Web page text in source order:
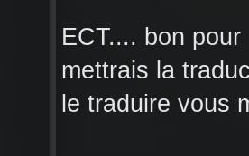
ECT.... bon
mettrais la
le traduire vous